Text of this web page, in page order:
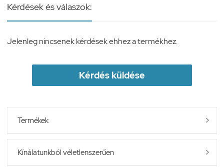
Kérdések és válaszok:
Jelenleg nincsenek kérdések ehhez a termékhez.
Kérdés küldése
Termékek 
Kínálatunkból véletlenszerűen 